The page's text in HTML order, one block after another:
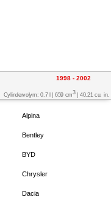
1998 - 2002
Cylindervolym: 0.7 l | 659 cm3| 40.21 cu. in.
Alpina
Bentley
BYD
Chrysler
Dacia